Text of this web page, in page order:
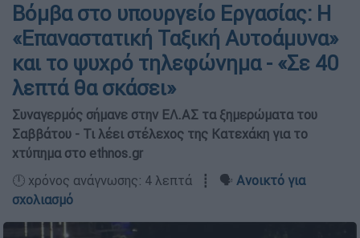
Βόμβα στο υπουργείο Εργασίας: H
«Επαναστατική Ταξική Αυτοάμυνα»
και το ψυχρό τηλεφώνημα - «Σε 40
λεπτά θα σκάσει»
Συναγερμός σήμανε στην ΕΛ.ΑΣ τα ξημερώματα του
Σαββάτου - Τι λέει στέλεχος της Κατεχάκη για το
χτύπημα στο ethnos.gr
🕛 χρόνος ανάγνωσης: 4 λεπτά ┋ 🗣️ Ανοικτό για
σχολιασμό